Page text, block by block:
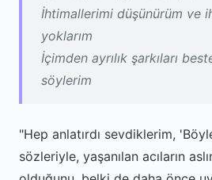
İhtimallerimi düşünürüm ve
yoklarım
İçimden ayrılık şarkıları
söylerim
"Hep anlatırdı sevdiklerim,
sözleriyle, yaşanılan acıların